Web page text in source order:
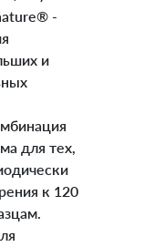
-
и
для тех,
к 120